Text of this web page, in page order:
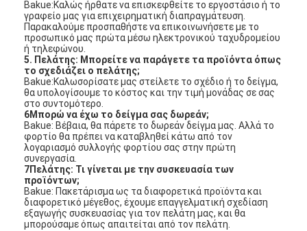
Προϊόντα
Βίντεο
Σχετικά με εμάς
περιοδεία στο εργοστάσιο
Έλεγχος ποιότητας
Επικοινωνήστε μαζί μας
Ειδήσεις
Υποθέσεις
Bakue:Καλώς ήρθατε να επισκεφθείτε το εργοστάσιο ή το
γραφείο μας για επιχειρηματική διαπραγμάτευση.
Παρακαλούμε προσπαθήστε να επικοινωνήσετε με το
προσωπικό μας πρώτα μέσω ηλεκτρονικού ταχυδρομείου
ή τηλεφώνου.
5. Πελάτης: Μπορείτε να παράγετε τα προϊόντα όπως
το σχεδιάζει ο πελάτης;
Bakue:Καλωσορίσατε μας στείλετε το σχέδιο ή το δείγμα,
θα υπολογίσουμε το κόστος και την τιμή μονάδας σε σας
στο συντομότερο.
6Μπορώ να έχω το δείγμα σας δωρεάν;
Bakue: Βέβαια, θα πάρετε το δωρεάν δείγμα μας. Αλλά το
φορτίο θα πρέπει να καταβληθεί κάτω από τον
λογαριασμό συλλογής φορτίου σας στην πρώτη
συνεργασία.
7Πελάτης: Τι γίνεται με την συσκευασία των
προϊόντων;
Bakue: Πακετάρισμα ως τα διαφορετικά προϊόντα και
διαφορετικό μέγεθος, έχουμε επαγγελματική σχεδίαση
εξαγωγής συσκευασίας για τον πελάτη μας, και θα
μπορούσαμε όπως απαιτείται από τον πελάτη.